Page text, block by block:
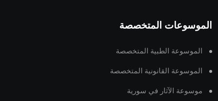
الموسوعات المتخصصة
الموسوعة الطبية المتخصصة
الموسوعة القانونية المتخصصة
موسوعة الآثار في سورية